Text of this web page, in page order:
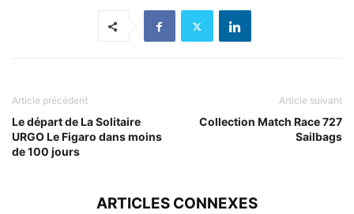
Article précédent
Le départ de La Solitaire
URGO Le Figaro dans moins
de 100 jours
Article suivant
Collection Match Race 727
Sailbags
ARTICLES CONNEXES